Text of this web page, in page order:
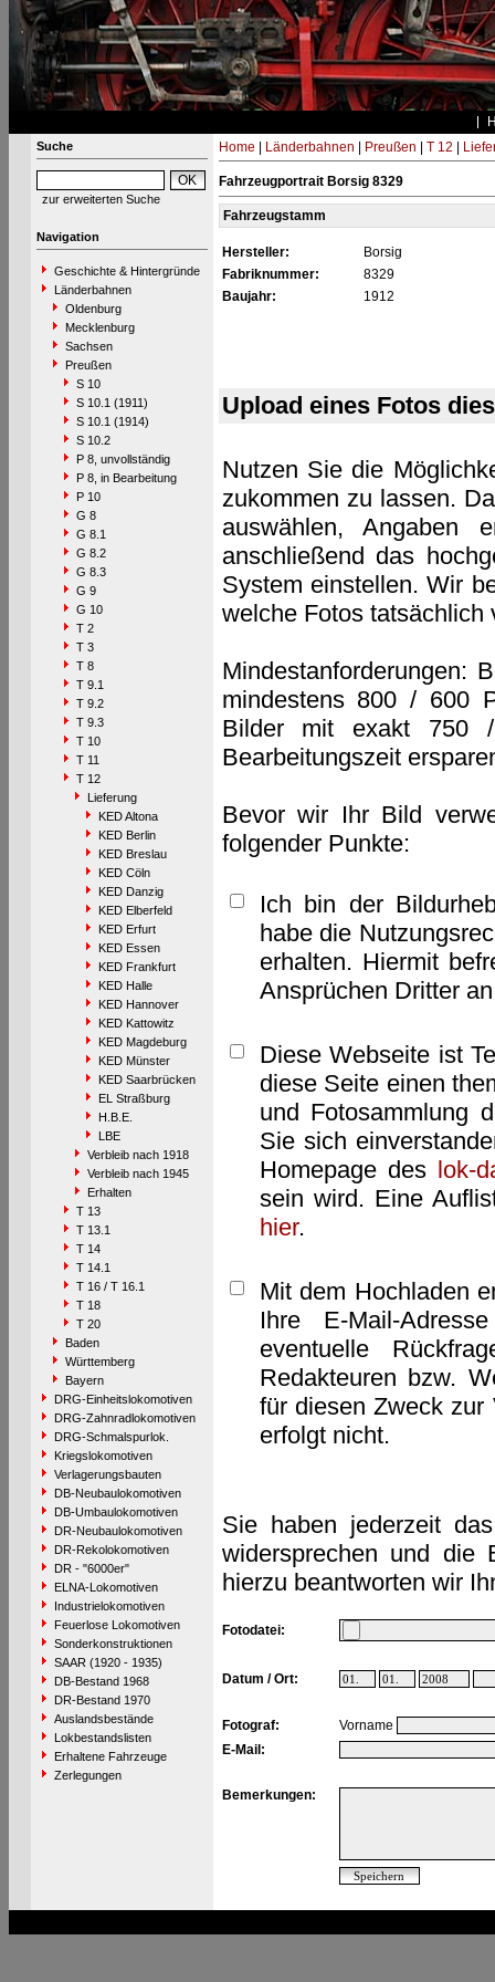
Suche
zur erweiterten Suche
Navigation
Geschichte & Hintergründe
Länderbahnen
Oldenburg
Mecklenburg
Sachsen
Preußen
S 10
S 10.1 (1911)
S 10.1 (1914)
S 10.2
P 8, unvollständig
P 8, in Bearbeitung
P 10
G 8
G 8.1
G 8.2
G 8.3
G 9
G 10
T 2
T 3
T 8
T 9.1
T 9.2
T 9.3
T 10
T 11
T 12
Lieferung
KED Altona
KED Berlin
KED Breslau
KED Cöln
KED Danzig
KED Elberfeld
KED Erfurt
KED Essen
KED Frankfurt
KED Halle
KED Hannover
KED Kattowitz
KED Magdeburg
KED Münster
KED Saarbrücken
EL Straßburg
H.B.E.
LBE
Verbleib nach 1918
Verbleib nach 1945
Erhalten
T 13
T 13.1
T 14
T 14.1
T 16 / T 16.1
T 18
T 20
Baden
Württemberg
Bayern
DRG-Einheitslokomotiven
DRG-Zahnradlokomotiven
DRG-Schmalspurlok.
Kriegslokomotiven
Verlagerungsbauten
DB-Neubaulokomotiven
DB-Umbaulokomotiven
DR-Neubaulokomotiven
DR-Rekolokomotiven
DR - "6000er"
ELNA-Lokomotiven
Industrielokomotiven
Feuerlose Lokomotiven
Sonderkonstruktionen
SAAR (1920 - 1935)
DB-Bestand 1968
DR-Bestand 1970
Auslandsbestände
Lokbestandslisten
Erhaltene Fahrzeuge
Zerlegungen
Home Länderbahnen Preußen T 12
Fahrzeugportrait Borsig 8329
Fahrzeugstamm
Hersteller:
Borsig
Fabriknummer:
8329
Baujahr:
1912
Upload eines Fotos
Nutzen Sie die
zukommen zu lassen.
auswählen, Angaben
anschließend das
System einstellen. Wir
welche Fotos tatsächlich
Mindestanforderungen:
mindestens 800 / 600
Bilder mit exakt 750
Bearbeitungszeit
Bevor wir Ihr Bild
folgender Punkte:
Ich bin der
habe die
erhalten. Hiermit
Ansprüchen Dritter
Diese Webseite ist
diese Seite einen
und Fotosammlung
Sie sich
Homepage des lok-
sein wird. Eine
hier.
Mit dem Hochladen
Ihre E-Mail-
eventuelle
Redakteuren bzw.
für diesen Zweck zur
erfolgt nicht.
Sie haben jederzeit
widersprechen und die
hierzu beantworten wir
Fotodatei:
Datum / Ort:
Fotograf:
Vorname
E-Mail:
Bemerkungen: